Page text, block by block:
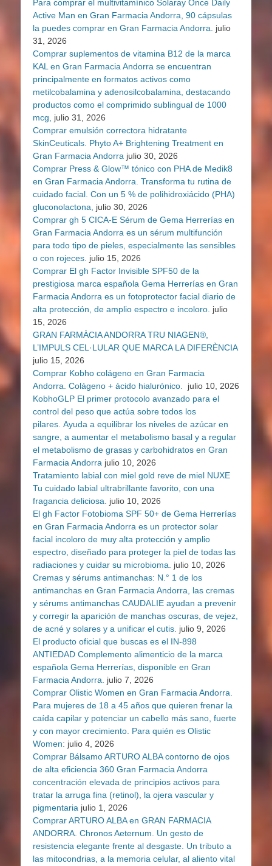
Para comprar el multivitamínico Solaray Once Daily
Active Man en Gran Farmacia Andorra, 90 cápsulas
la puedes comprar en Gran Farmacia Andorra.
julio
31, 2026
Comprar suplementos de vitamina B12 de la marca
KAL en Gran Farmacia Andorra se encuentran
principalmente en formatos activos como
metilcobalamina y adenosilcobalamina, destacando
productos como el comprimido sublingual de 1000
mcg,
julio 31, 2026
Comprar emulsión correctora hidratante
SkinCeuticals. Phyto A+ Brightening Treatment en
Gran Farmacia Andorra julio 30, 2026
Comprar Press & Glow™ tónico con PHA de Medik8
en Gran Farmacia Andorra. Transforma tu rutina de
cuidado facial. Con un 5 % de polihidroxiácido (PHA)
gluconolactona,
julio 30, 2026
Comprar gh 5 CICA-E Sérum de Gema Herrerías en
Gran Farmacia Andorra es un sérum multifunción
para todo tipo de pieles, especialmente las sensibles
o con rojeces. julio 15, 2026
Comprar El gh Factor Invisible SPF50 de la
prestigiosa marca española Gema Herrerías en Gran
Farmacia Andorra es un fotoprotector facial diario de
alta protección, de amplio espectro e incoloro. julio
15, 2026
GRAN FARMÀCIA ANDORRA TRU NIAGEN®,
L’IMPULS CEL·LULAR QUE MARCA LA DIFERÈNCIA
julio 15, 2026
Comprar Kobho colágeno en Gran Farmacia
Andorra. Colágeno + ácido hialurónico.
julio 10, 2026
KobhoGLP El primer protocolo avanzado para el
control del peso que actúa sobre todos los
pilares. Ayuda a equilibrar los niveles de azúcar en
sangre, a aumentar el metabolismo basal y a regular
el metabolismo de grasas y carbohidratos en Gran
Farmacia Andorra julio 10, 2026
Tratamiento labial con miel gold reve de miel NUXE
Tu cuidado labial ultrabrillante favorito, con una
fragancia deliciosa.
julio 10, 2026
El gh Factor Fotobioma SPF 50+ de Gema Herrerías
en Gran Farmacia Andorra es un protector solar
facial incoloro de muy alta protección y amplio
espectro, diseñado para proteger la piel de todas las
radiaciones y cuidar su microbioma.
julio 10, 2026
Cremas y sérums antimanchas: N.° 1 de los
antimanchas en Gran Farmacia Andorra, las cremas
y sérums antimanchas CAUDALIE ayudan a prevenir
y corregir la aparición de manchas oscuras, de vejez,
de acné y solares y a unificar el cutis. julio 9, 2026
El producto oficial que buscas es el IN-898
ANTIEDAD Complemento alimenticio de la marca
española Gema Herrerías, disponible en Gran
Farmacia Andorra.
julio 7, 2026
Comprar Olistic Women en Gran Farmacia Andorra.
Para mujeres de 18 a 45 años que quieren frenar la
caída capilar y potenciar un cabello más sano, fuerte
y con mayor crecimiento. Para quién es Olistic
Women: julio 4, 2026
Comprar Bálsamo ARTURO ALBA contorno de ojos
de alta eficiencia 360 Gran Farmacia Andorra
concentración elevada de principios activos para
tratar la arruga fina (retinol), la ojera vascular y
pigmentaria julio 1, 2026
Comprar ARTURO ALBA en GRAN FARMACIA
ANDORRA. Chronos Aeternum. Un gesto de
resistencia elegante frente al desgaste. Un tributo a
las mitocondrias, a la memoria celular, al aliento vital